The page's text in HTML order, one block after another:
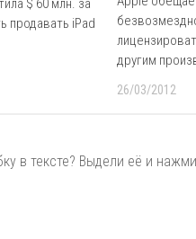
$ 60 млн. за
продавать iPad
другим
26/03/2012
в тексте? Выдели её и